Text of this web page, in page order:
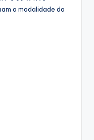
a modalidade do